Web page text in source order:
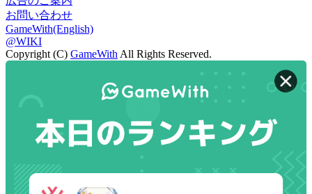
お問い合わせ
GameWith(English)
@WIKI
Copyright (C) GameWith All Rights Reserved.